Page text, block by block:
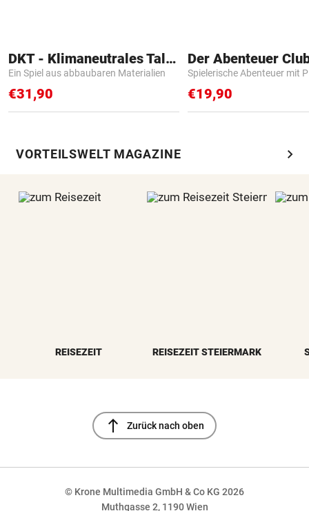
DKT - Klimaneutrales Talent
Ein Spiel aus abbaubaren Materialien
€31,90
Der Abenteuer
Spielerische Abenteuer mit
€19,90
VORTEILSWELT MAGAZINE chevron_right
REISEZEIT REISEZEIT STEIERMARK
north Zurück nach oben
© Krone Multimedia GmbH & Co KG 2026
Muthgasse 2, 1190 Wien